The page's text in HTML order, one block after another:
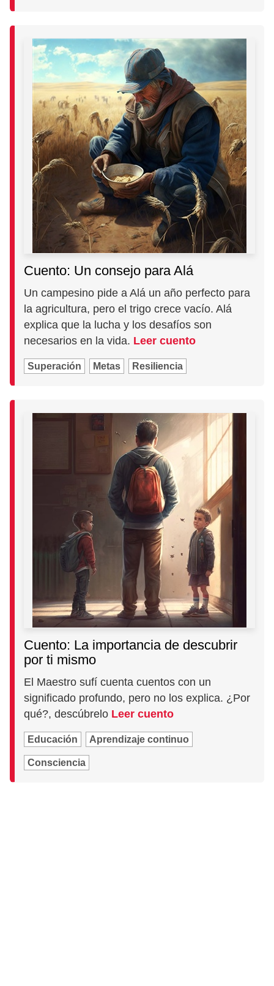
Cuento: Un consejo para Alá
Un campesino pide a Alá un año perfecto para
la agricultura, pero el trigo crece vacío. Alá
explica que la lucha y los desafíos son
necesarios en la vida. Leer cuento
Superación Metas Resiliencia
Cuento: La importancia de descubrir
por ti mismo
El Maestro sufí cuenta cuentos con un
significado profundo, pero no los explica. ¿Por
qué?, descúbrelo Leer cuento
Educación Aprendizaje continuo
Consciencia